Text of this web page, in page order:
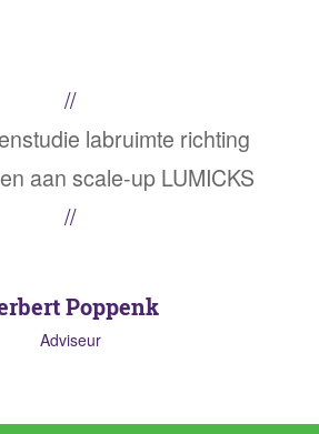
labruimte richting
aan scale-up LUMICKS
Poppenk
Adviseur